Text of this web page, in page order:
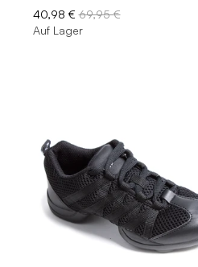
40,98 € 69,95 €
Auf Lager